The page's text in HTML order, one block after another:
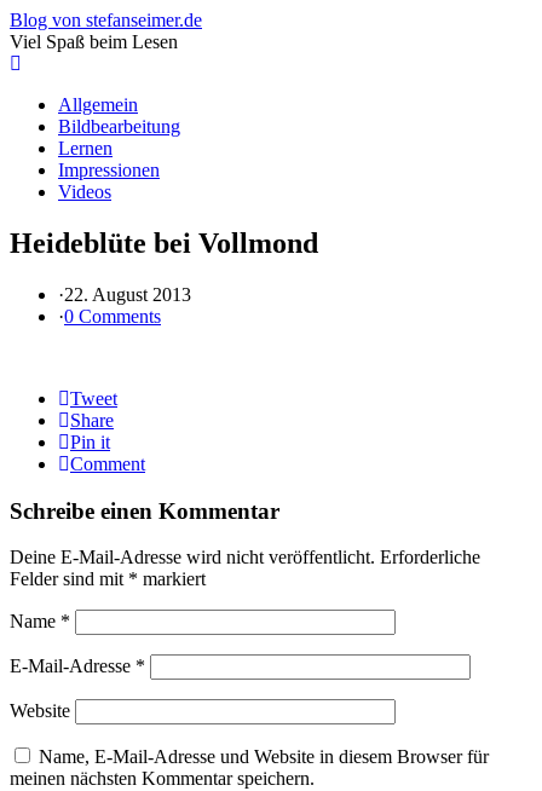
Blog von stefanseimer.de
Viel Spaß beim Lesen
Allgemein
Bildbearbeitung
Lernen
Impressionen
Videos
Heideblüte bei Vollmond
·22. August 2013
·0 Comments
Tweet
Share
Pin it
Comment
Schreibe einen Kommentar
Deine E-Mail-Adresse wird nicht veröffentlicht. Erforderliche
Felder sind mit * markiert
Name *
E-Mail-Adresse *
Website
Name, E-Mail-Adresse und Website in diesem Browser für
meinen nächsten Kommentar speichern.